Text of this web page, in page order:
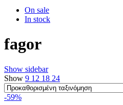
On sale
In stock
fagor
Show sidebar
Show 9 12 18 24
-59%